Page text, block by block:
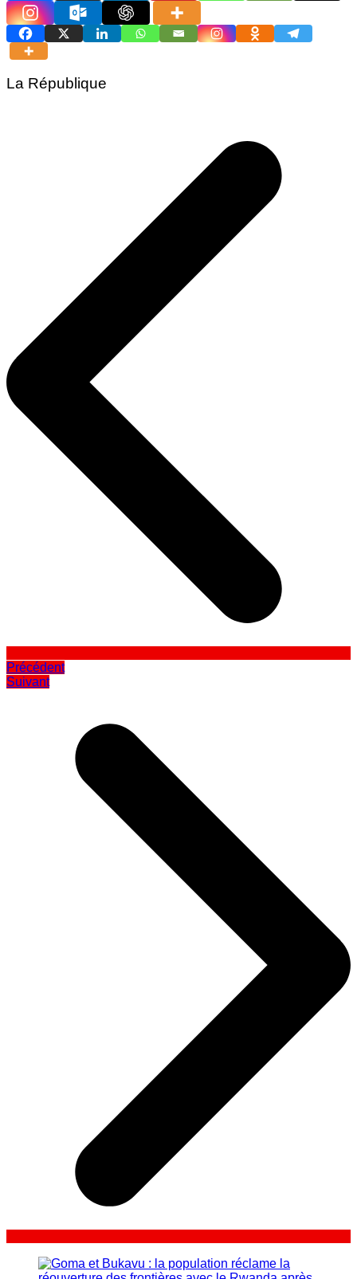
La République
Précédent
Suivant